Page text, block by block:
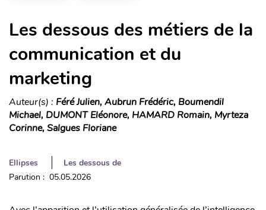
Les dessous des métiers de la
communication et du
marketing
Auteur(s) : Féré Julien, Aubrun Frédéric, Boumendil
Michael, DUMONT Eléonore, HAMARD Romain, Myrteza
Corinne, Salgues Floriane
Ellipses
Les dessous de
Parution : 05.05.2026